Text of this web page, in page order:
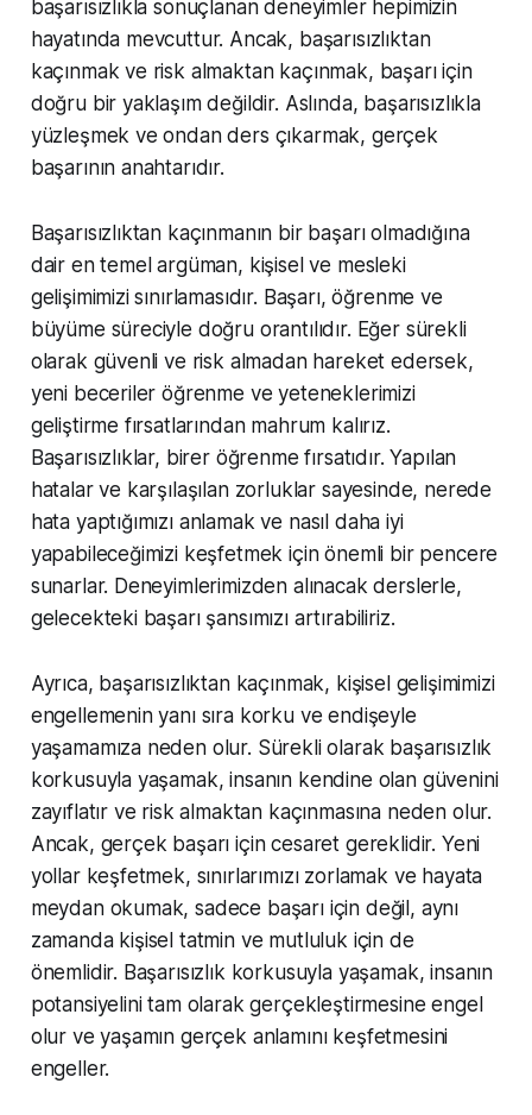
başarısızlıkla sonuçlanan deneyimler hepimizin
hayatında mevcuttur. Ancak, başarısızlıktan
kaçınmak ve risk almaktan kaçınmak, başarı için
doğru bir yaklaşım değildir. Aslında, başarısızlıkla
yüzleşmek ve ondan ders çıkarmak, gerçek
başarının anahtarıdır.
Başarısızlıktan kaçınmanın bir başarı olmadığına
dair en temel argüman, kişisel ve mesleki
gelişimimizi sınırlamasıdır. Başarı, öğrenme ve
büyüme süreciyle doğru orantılıdır. Eğer sürekli
olarak güvenli ve risk almadan hareket edersek,
yeni beceriler öğrenme ve yeteneklerimizi
geliştirme fırsatlarından mahrum kalırız.
Başarısızlıklar, birer öğrenme fırsatıdır. Yapılan
hatalar ve karşılaşılan zorluklar sayesinde, nerede
hata yaptığımızı anlamak ve nasıl daha iyi
yapabileceğimizi keşfetmek için önemli bir pencere
sunarlar. Deneyimlerimizden alınacak derslerle,
gelecekteki başarı şansımızı artırabiliriz.
Ayrıca, başarısızlıktan kaçınmak, kişisel gelişimimizi
engellemenin yanı sıra korku ve endişeyle
yaşamamıza neden olur. Sürekli olarak başarısızlık
korkusuyla yaşamak, insanın kendine olan güvenini
zayıflatır ve risk almaktan kaçınmasına neden olur.
Ancak, gerçek başarı için cesaret gereklidir. Yeni
yollar keşfetmek, sınırlarımızı zorlamak ve hayata
meydan okumak, sadece başarı için değil, aynı
zamanda kişisel tatmin ve mutluluk için de
önemlidir. Başarısızlık korkusuyla yaşamak, insanın
potansiyelini tam olarak gerçekleştirmesine engel
olur ve yaşamın gerçek anlamını keşfetmesini
engeller.